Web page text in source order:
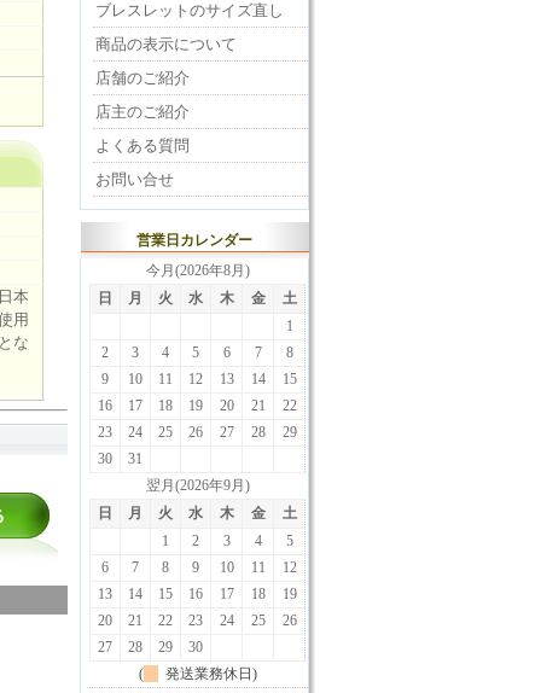
本
用
な
ブレスレットのサイズ直し
商品の表示について
店舗のご紹介
店主のご紹介
よくある質問
お問い合せ
営業日カレンダー
今月(2026年8月)
日
月 火 水 木 金
土
1
2
3 4 5 6 7
8
9
10 11 12 13 14
15
16
17 18 19 20 21
22
23
24 25 26 27 28
29
30
31
翌月(2026年9月)
日
月 火 水 木 金
土
1
2 3 4
5
6
7 8 9 10 11
12
13
14 15 16 17 18
19
20
21 22 23 24 25
26
27
28 29
30
(
発送業務休日)